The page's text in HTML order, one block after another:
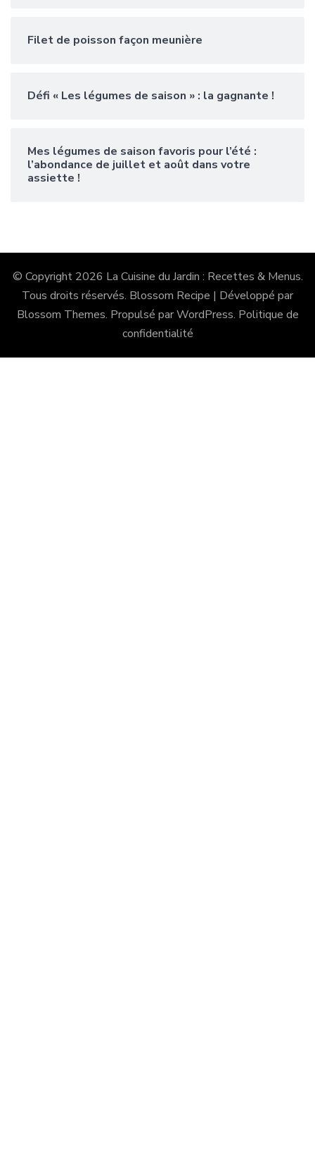
Filet de poisson façon meunière
Défi « Les légumes de saison » : la gagnante !
Mes légumes de saison favoris pour l’été :
l’abondance de juillet et août dans votre
assiette !
© Copyright 2026 La Cuisine du Jardin : Recettes & Menus.
Tous droits réservés. Blossom Recipe | Développé par
Blossom Themes. Propulsé parWordPress. Politique de
confidentialité